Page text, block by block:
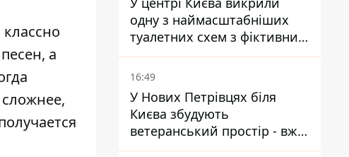
, а
одну з наймасштабніших
туалетних схем з фіктивним
будинком
16:49
У Нових Петрівцях біля
Києва збудують
ветеранський простір - вже
знайшли проєктанта